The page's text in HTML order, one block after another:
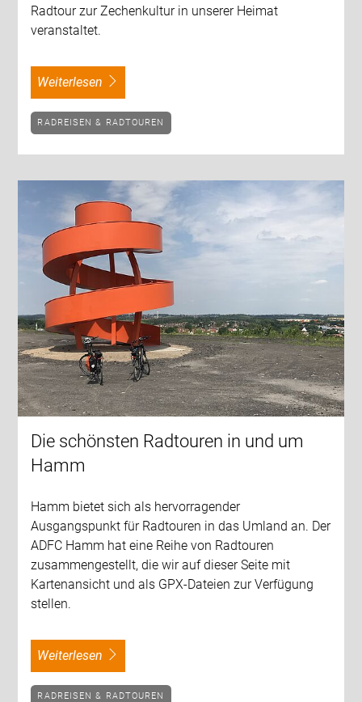
Radtour zur Zechenkultur in unserer Heimat
veranstaltet.
weiterlesen
RADREISEN & RADTOUREN
Die schönsten Radtouren in und um
Hamm
Hamm bietet sich als hervorragender
Ausgangspunkt für Radtouren in das Umland an. Der
ADFC Hamm hat eine Reihe von Radtouren
zusammengestellt, die wir auf dieser Seite mit
Kartenansicht und als GPX-Dateien zur Verfügung
stellen.
weiterlesen
RADREISEN & RADTOUREN